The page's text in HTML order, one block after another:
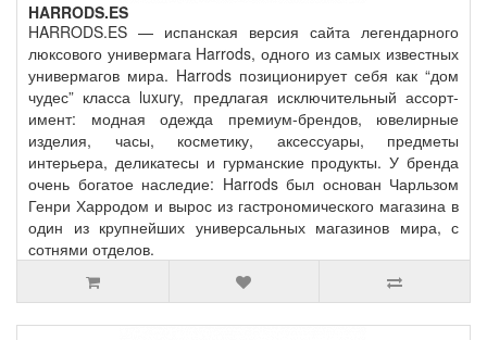
HARRODS.ES
HARRODS.ES — испанская версия сайта легендарного
люксового универмага Harrods, одного из самых известных
универмагов мира. Harrods позиционирует себя как “дом
чудес” класса luxury, предлагая исключительный ассорт­
имент: модная одежда премиум‑брендов, ювелирные
изделия, часы, косметику, аксессуары, предметы
интерьера, деликатесы и гурманские продукты. У бренда
очень богатое наследие: Harrods был основан Чарльзом
Генри Харродом и вырос из гастрономического магазина в
один из крупнейших универсальных магазинов мира, с
сотнями отделов.